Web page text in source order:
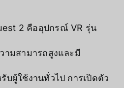
คืออุปกรณ์ VR รุ่น
มสามารถสูงและมี
บผู้ใช้งานทั่วไป การเปิดตัว